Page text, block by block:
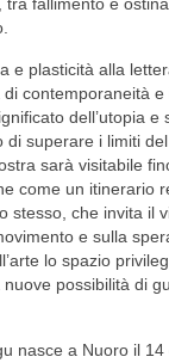
e plasticità alla
contemporaneità e
dell’utopia e
di superare i limiti del
sarà visitabile
come un itinerario
stesso, che invita il
e sulla
lo spazio
possibilità di
nasce a Nuoro il 14